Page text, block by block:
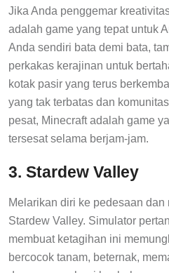
Jika Anda penggemar
adalah game yang tepat untuk
Anda sendiri bata demi bata,
perkakas kerajinan untuk
kotak pasir yang terus
yang tak terbatas dan
pesat, Minecraft adalah game
tersesat selama berjam-jam.
3. Stardew Valley
Melarikan diri ke pedesaan
Stardew Valley. Simulator
membuat ketagihan ini
bercocok tanam, beternak,